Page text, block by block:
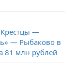
—
— Рыбаково в
81 млн рублей